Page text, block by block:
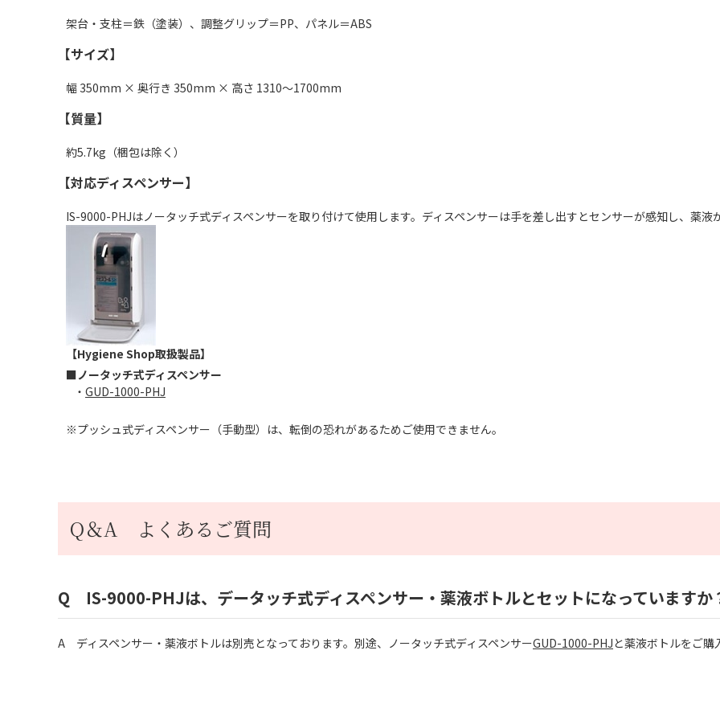
架台・支柱＝鉄（塗装）、調整グリップ＝PP、パネル＝ABS
【サイズ】
幅 350mm × 奥行き 350mm × 高さ 1310～1700mm
【質量】
約5.7kg（梱包は除く）
【対応ディスペンサー】
IS-9000-PHJはノータッチ式ディスペンサーを取り付けて使用します。ディスペンサーは手を差し出すとセンサーが感知し、薬液
【Hygiene Shop取扱製品】
■ノータッチ式ディスペンサー
・ GUD-1000-PHJ
※プッシュ式ディスペンサー（手動型）は、転倒の恐れがあるためご使用できません。
Q＆A よくあるご質問
Q IS-9000-PHJは、データッチ式ディスペンサー・薬液ボトルとセットになっていますか
A ディスペンサー・薬液ボトルは別売となっております。別途、ノータッチ式ディスペンサーGUD-1000-PHJと薬液ボトルをご購